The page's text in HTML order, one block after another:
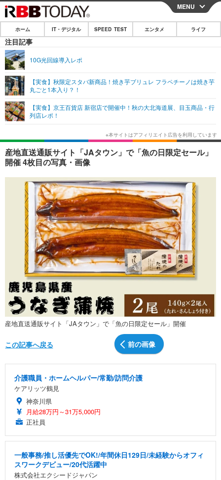
CLOSE
ホーム
IT・デジタル
ネタ
ショッピング その他
SPEED TEST
エンタメ
エンタメTOP
韓国・芸能
音楽 スポーツ
ショッピング その他
ライフ
ライフTOP グルメ
ペット ショッピング
その他
リリース一覧
プッシュ通知の停止方法
MENU
ホーム IT・デジタル SPEED TEST エンタメ ライフ
注目記事
10G光回線導入レポ
【実食】秋限定スタバ新商品！焼き芋ブリュレ フラペチーノは焼き芋
丸ごと1本入り？！
【実食】京王百貨店 新宿店で開催中！秋の大北海道展、目玉商品・行
列店レポ！
産地直送通販サイト「JAタウン」で「魚の日限定セール」
開催 4枚目の写真・画像
産地直送通販サイト「JAタウン」で「魚の日限定セール」開催
前の画像
この記事へ戻る
介護職員・ホームヘルパー/常勤/訪問介護
ケアリッツ鶴見
神奈川県
月給28万円～31万5,000円
正社員
一般事務/推し活優先でOK!/年間休日129日/未経験からオフィ
スワークデビュー/20代活躍中
株式会社エクシードジャパン